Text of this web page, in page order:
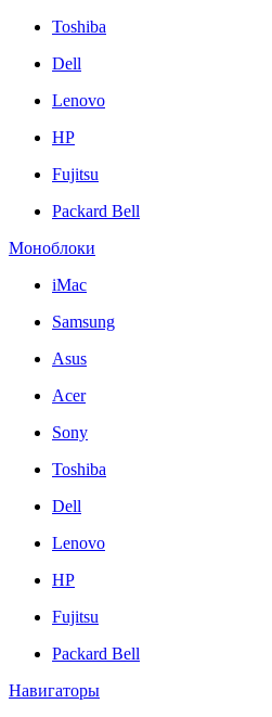
Toshiba
Dell
Lenovo
HP
Fujitsu
Packard Bell
Моноблоки
iMac
Samsung
Asus
Acer
Sony
Toshiba
Dell
Lenovo
HP
Fujitsu
Packard Bell
Навигаторы